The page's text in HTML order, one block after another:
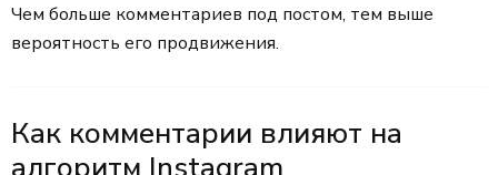
Чем больше комментариев под постом, тем выше
вероятность его продвижения.
Как комментарии влияют на